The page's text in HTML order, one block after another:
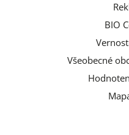
BIO
Všeobecné